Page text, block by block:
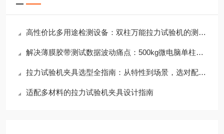
高性价比多用途检测设备：双柱万能拉力试验机的测试能力大盘点
解决薄膜胶带测试数据波动痛点：500kg微电脑单柱拉力机标准化操作手册
拉力试验机夹具选型全指南：从特性到场景，选对配件少走弯路
适配多材料的拉力试验机夹具设计指南